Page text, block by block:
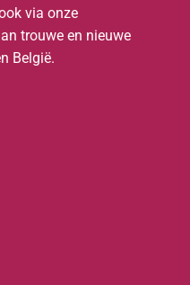
via onze
trouwe en nieuwe
België.